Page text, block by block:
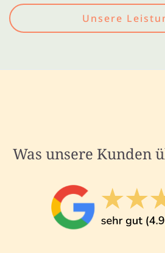
Unsere
Was unsere Kunden